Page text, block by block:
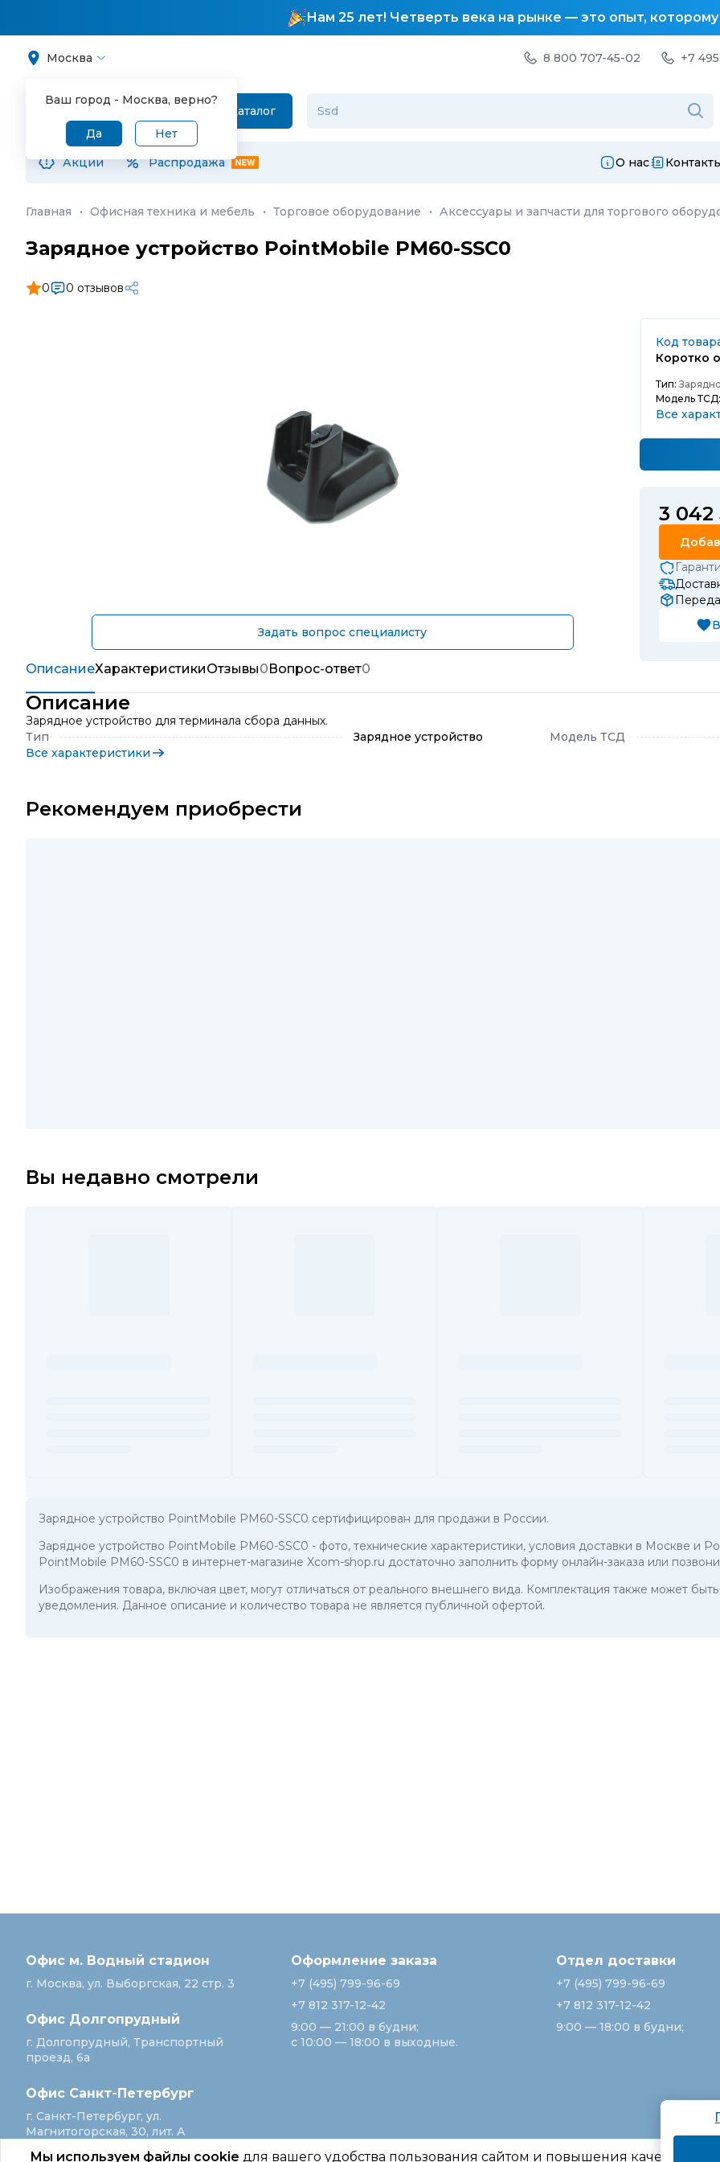
Нам 25 лет! Четверть века на рынке — это опыт,
Москва
Ваш город - Москва, верно?
Да Нет
8 800 707-45-02 +7
Каталог
Акции Распродажа О нас
Мы используем файлы cookie для вашего удобства пользования сайтом и повышения качества
Главная · Офисная техника и мебель · Торговое оборудование · Аксессуары и запчасти для торгового
Зарядное устройство PointMobile PM60-SSC0
0 0 отзывов
Задать вопрос специалисту
Код
Коротко
Тип:
Модель ТСД:
Все
3 042
ОписаниеХарактеристикиОтзывы0Вопрос-ответ0
Описание
Зарядное устройство для терминала сбора данных.
Тип
Зарядное устройство
Модель ТСД
Все характеристики
Рекомендуем приобрести
Вы недавно смотрели
Зарядное устройство PointMobile PM60-SSC0 сертифицирован для продажи в России.
Зарядное устройство PointMobile PM60-SSC0 - фото, технические характеристики, условия доставки в Москве и
PointMobile PM60-SSC0 в интернет-магазине Xcom-shop.ru достаточно заполнить форму онлайн-заказа или
Изображения товара, включая цвет, могут отличаться от реального внешнего вида. Комплектация также может
уведомления. Данное описание и количество товара не является публичной офертой.
Офис м. Водный стадион
г. Москва, ул. Выборгская, 22 стр. 3
Офис Долгопрудный
г. Долгопрудный, Транспортный
проезд, 6а
Офис Санкт‑Петербург
г. Санкт‑Петербург, ул.
Магнитогорская, 30, лит. А
Оформление заказа
+7 (495) 799-96-69
+7 812 317-12-42
9:00 — 21:00 в будни;
с 10:00 — 18:00 в выходные.
Отдел доставки
+7 (495) 799-96-69
+7 812 317-12-42
9:00 — 18:00 в будни;